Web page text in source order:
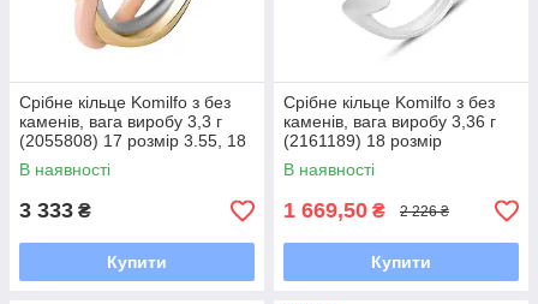
Срібне кільце Komilfo з без
каменів, вага виробу 3,3 г
(2055808) 17 розмір 3.55, 18
В наявності
3 333 ₴
Купити
Срібне кільце Komilfo з без
каменів, вага виробу 3,36 г
(2161189) 18 розмір
В наявності
1 669,50 ₴ 2 226 ₴
Купити